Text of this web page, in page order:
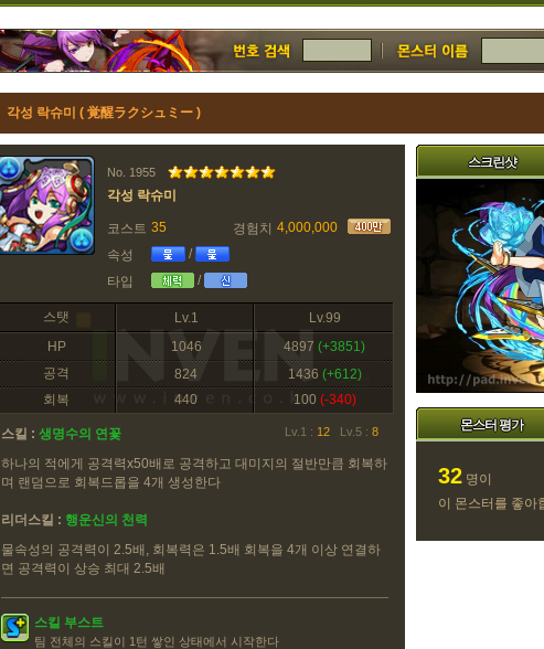
각성 락슈미 ( 覚醒ラクシュミー )
No. 1955
각성 락슈미
코스트 35 경험치 4,000,000
속성
/
타입
/
스탯 Lv.1
Lv.99
HP
1046 4897 (+3851)
공격
824 1436 (+612)
회복
440 100 (-340)
스킬 : 생명수의 연꽃 Lv.1 : 12 Lv.5 : 8
하나의 적에게 공격력x50배로 공격하고 대미지의 절반만큼 회복하
며 랜덤으로 회복드롭을 4개 생성한다
리더스킬 : 행운신의 천력
물속성의 공격력이 2.5배, 회복력은 1.5배 회복을 4개 이상 연결하
면 공격력이 상승 최대 2.5배
스킬 부스트
팀 전체의 스킬이 1턴 쌓인 상태에서 시작한다
스크린샷
몬스터 평가
32 명이
이 몬스터를 좋아